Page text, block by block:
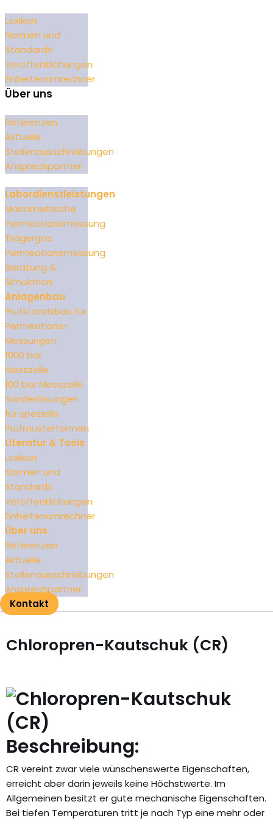
Lexikon
Normen und
Standards
Veröffentlichungen
Einheitenumrechner
Über uns
Referenzen
Aktuelle
Stellenausschreibungen
Ansprechpartner
Labordienstleistungen
Manometrische
Permeationsmessung
Trägergas
Permeationsmessung
Beratung &
Simulation
Anlagenbau
Prüfstandsbau für
Permeations-
Messungen
1000 bar
Messzelle
100 bar Messzelle
Sonderlösungen
für spezielle
Prüfmusterformen
Literatur & Tools
Lexikon
Normen und
Standards
Veröffentlichungen
Einheitenumrechner
Über uns
Referenzen
Aktuelle
Stellenausschreibungen
Ansprechpartner
Kontakt
Chloropren-Kautschuk (CR)
Beschreibung:
CR vereint zwar viele wünschenswerte Eigenschaften,
erreicht aber darin jeweils keine Höchstwerte. Im
Allgemeinen besitzt er gute mechanische Eigenschaften.
Bei tiefen Temperaturen tritt je nach Typ eine mehr oder